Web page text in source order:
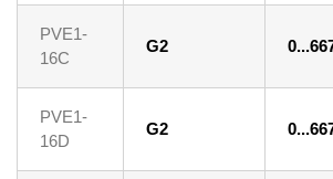
PVE1-
16C
G2
PVE1-
16D
G2